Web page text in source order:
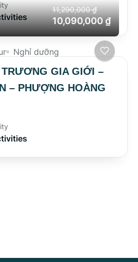
11,290,000 ₫
10,090,000 ₫
Nghỉ dưỡng
GIA GIỚI –
– PHƯỢNG HOÀNG